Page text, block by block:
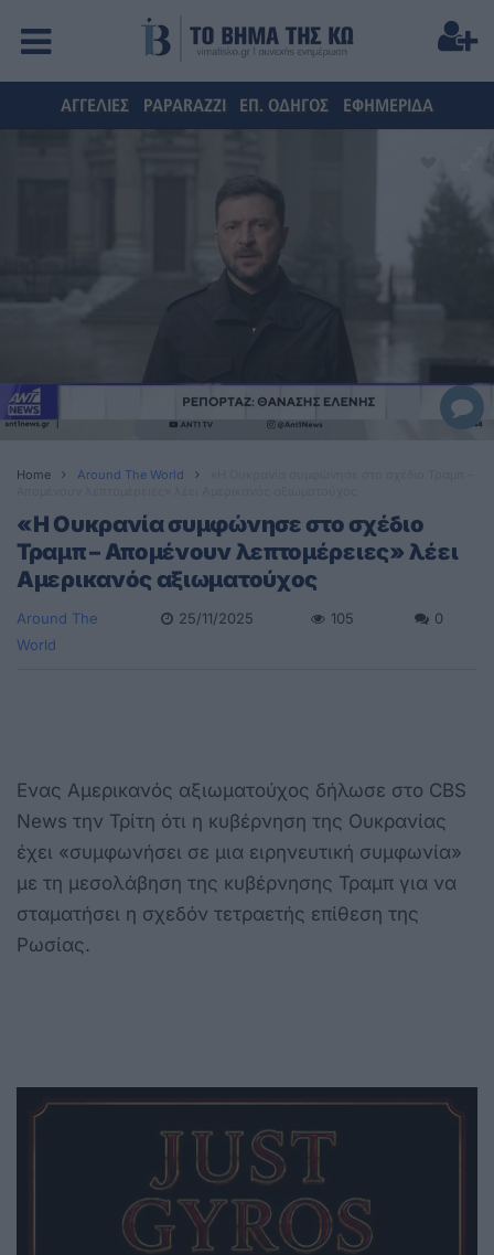
ΑΓΓΕΛΙΕΣ PAPARAZZI ΕΠ. ΟΔΗΓΟΣ ΕΦΗΜΕΡΙΔΑ
Home Around The World
«Η Ουκρανία συμφώνησε στο σχέδιο
Τραμπ – Απομένουν λεπτομέρειες» λέει
Αμερικανός αξιωματούχος
Around The
World
25/11/2025 105 0
Ενας Αμερικανός αξιωματούχος δήλωσε στο CBS
News την Τρίτη ότι η κυβέρνηση της Ουκρανίας
έχει «συμφωνήσει σε μια ειρηνευτική συμφωνία»
με τη μεσολάβηση της κυβέρνησης Τραμπ για να
σταματήσει η σχεδόν τετραετής επίθεση της
Ρωσίας.